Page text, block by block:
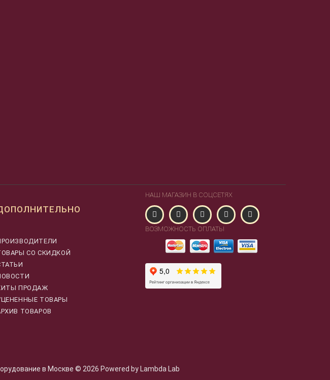
СО СКИДКОЙ
ПРОДАЖ
ТОВАРЫ
ТОВАРОВ
НАШ МАГАЗИН В СОЦСЕТЯХ
ВОЗМОЖНОСТЬ ОПЛАТЫ
в Москве © 2026 Powered by Lambda Lab